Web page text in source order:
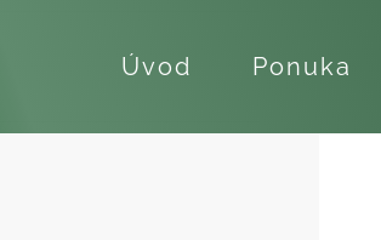
Úvod Ponuka